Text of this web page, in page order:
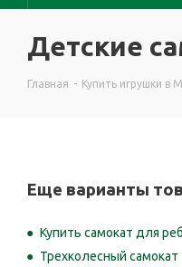
Детские
Главная - Купить игрушки в
Еще варианты
Купить самокат для
Трехколесный самокат